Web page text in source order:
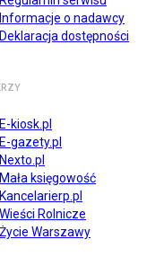
Informacje o nadawcy
Deklaracja dostępności
E-kiosk.pl
E-gazety.pl
Nexto.pl
Mała księgowość
Kancelarierp.pl
Wieści Rolnicze
Życie Warszawy